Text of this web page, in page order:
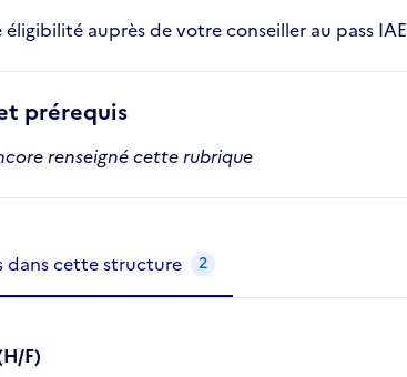
éligibilité auprès de votre conseiller au pass IAE
prérequis
renseigné cette rubrique
la structure
dans cette structure 2
F)